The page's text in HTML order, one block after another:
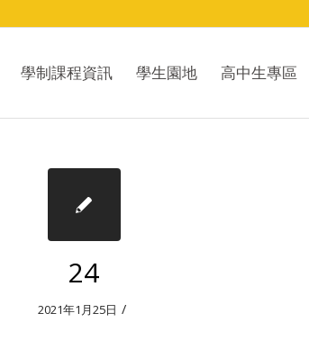
學制課程資訊 學生園地 高中生專區
24
2021年1月25日 /